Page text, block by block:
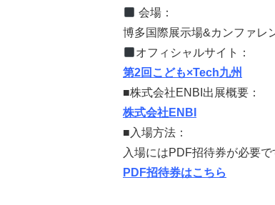
会場：
博多国際展示場&カンファレ
オフィシャルサイト：
第2回こども×Tech九州
■株式会社ENBI出展概要：
株式会社ENBI
■入場方法：
入場にはPDF招待券が必要
PDF招待券はこちら